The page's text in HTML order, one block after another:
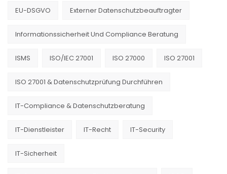
EU-DSGVO Externer Datenschutzbeauftragter
Informationssicherheit Und Compliance Beratung
ISMS ISO/IEC 27001 ISO 27000 ISO 27001
ISO 27001 & Datenschutzprüfung Durchführen
IT-Compliance & Datenschutzberatung
IT-Dienstleister IT-Recht IT-Security
IT-Sicherheit